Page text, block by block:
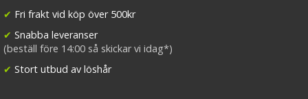
✔ Fri frakt vid köp över 500kr
✔ Snabba leveranser
(beställ före 14:00 så skickar vi idag*)
✔ Stort utbud av löshår